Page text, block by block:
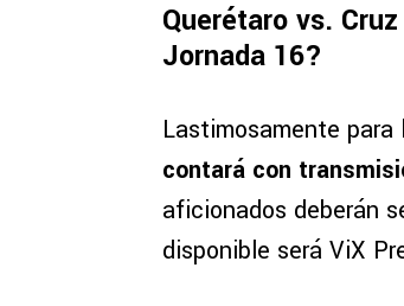
Querétaro vs.
Jornada 16?
Lastimosamente
contará con
aficionados deberán
disponible será ViX